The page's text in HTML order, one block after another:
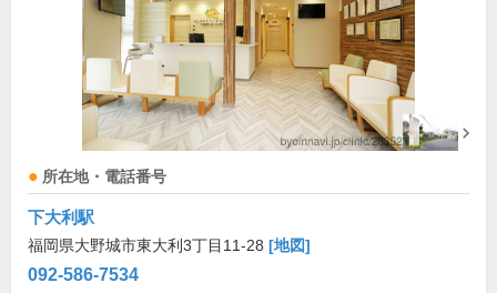
所在地・電話番号
下大利駅
福岡県大野城市東大利3丁目11-28 [地図]
092-586-7534